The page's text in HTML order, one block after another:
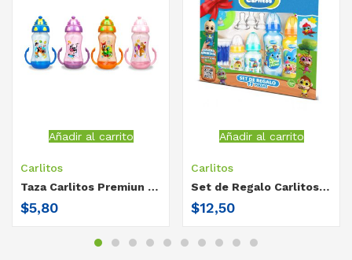
Añadir al carrito
Carlitos
Taza Carlitos Premiun toma jugo 360° Granja de Zenón / doble agarradera / 300 ml
$5,80
Añadir al carrito
Carlitos
Set de Regalo Carlitos 11 piezas
$12,50